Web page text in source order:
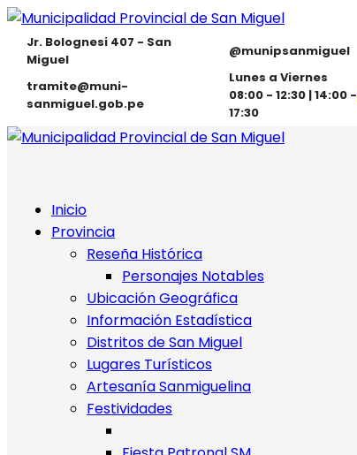
Jr. Bolognesi 407 - San
Miguel
@munipsanmiguel
tramite@muni-
sanmiguel.gob.pe
Lunes a Viernes
08:00 - 12:30 | 14:00 -
17:30
Inicio
Provincia
Reseña Histórica
Personajes Notables
Ubicación Geográfica
Información Estadística
Distritos de San Miguel
Lugares Turísticos
Artesanía Sanmiguelina
Festividades